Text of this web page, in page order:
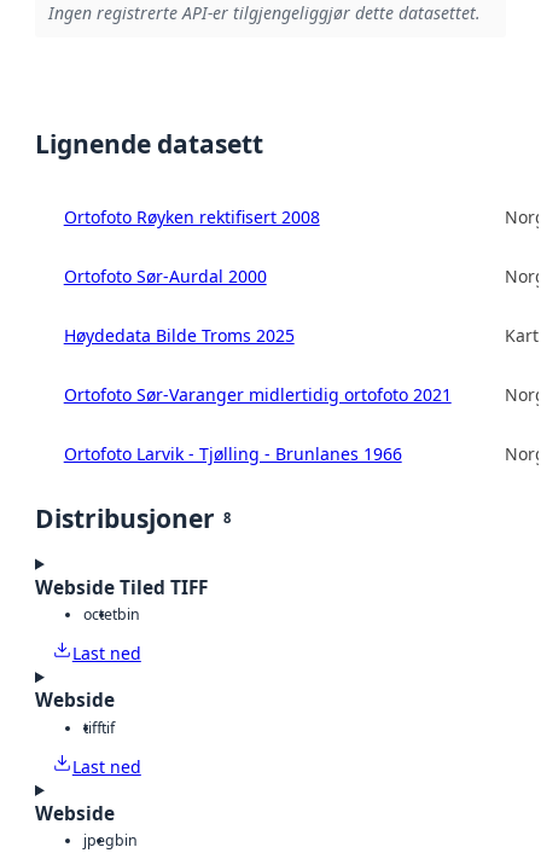
Ingen registrerte API-er tilgjengeliggjør dette datasettet.
Lignende datasett
Ortofoto Røyken rektifisert 2008
Ortofoto Sør-Aurdal 2000
Høydedata Bilde Troms 2025
Ortofoto Sør-Varanger midlertidig ortofoto 2021
Ortofoto Larvik - Tjølling - Brunlanes 1966
Distribusjoner 8
Webside Tiled TIFF
octetbin
Last ned
Webside
tifftif
Last ned
Webside
jpegbin